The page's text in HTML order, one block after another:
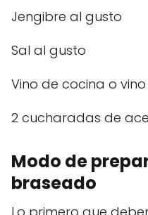
Jengibre al gusto
Sal al gusto
Vino de cocina o
2 cucharadas de
Modo de
braseado